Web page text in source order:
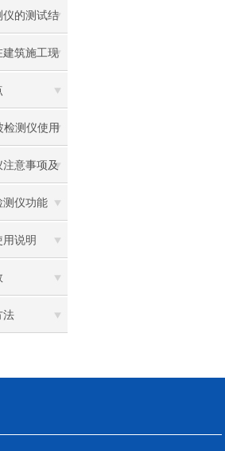
仪的测试结
建筑施工现
检测仪使用
注意事项及
测仪功能
说明
法